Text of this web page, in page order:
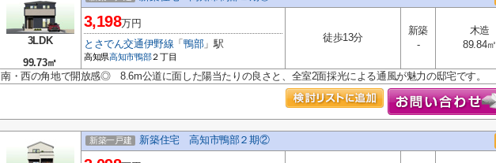
3LDK
99.73㎡
3,198万円
とさでん交通伊野線 「鴨部」駅
高知県高知市鴨部２丁目
徒歩13分
新築
-
木造
89.84㎡
南・西の角地で開放感◎ 8.6m公道に面した陽当たりの良さと、全室2面採光による通風が魅力の邸宅です。
新築一戸建 新築住宅 高知市鴨部２期②